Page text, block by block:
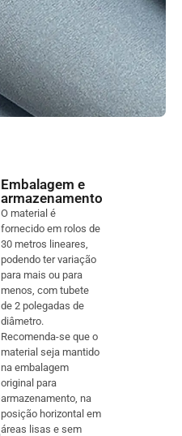
Embalagem e
armazenamento
O material é
fornecido em rolos de
30 metros lineares,
podendo ter variação
para mais ou para
menos, com tubete
de 2 polegadas de
diâmetro.
Recomenda-se que o
material seja mantido
na embalagem
original para
armazenamento, na
posição horizontal em
áreas lisas e sem